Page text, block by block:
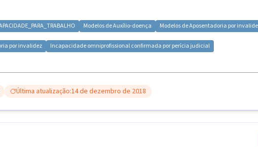
Modelos deAuxílio-doença Modelos deAposentadoria por
por invalidez Incapacidade omniprofissional confirmada por perícia judicial
Última atualização:14 de dezembro de 2018